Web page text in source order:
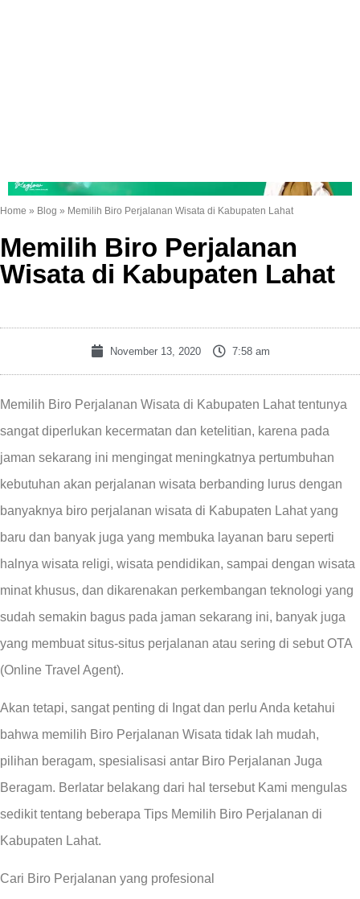
Home » Blog » Memilih Biro Perjalanan Wisata di Kabupaten Lahat
Memilih Biro Perjalanan
Wisata di Kabupaten Lahat
November 13, 2020 7:58 am
Memilih Biro Perjalanan Wisata di Kabupaten Lahat tentunya
sangat diperlukan kecermatan dan ketelitian, karena pada
jaman sekarang ini mengingat meningkatnya pertumbuhan
kebutuhan akan perjalanan wisata berbanding lurus dengan
banyaknya biro perjalanan wisata di Kabupaten Lahat yang
baru dan banyak juga yang membuka layanan baru seperti
halnya wisata religi, wisata pendidikan, sampai dengan wisata
minat khusus, dan dikarenakan perkembangan teknologi yang
sudah semakin bagus pada jaman sekarang ini, banyak juga
yang membuat situs-situs perjalanan atau sering di sebut OTA
(Online Travel Agent).
Akan tetapi, sangat penting di Ingat dan perlu Anda ketahui
bahwa memilih Biro Perjalanan Wisata tidak lah mudah,
pilihan beragam, spesialisasi antar Biro Perjalanan Juga
Beragam. Berlatar belakang dari hal tersebut Kami mengulas
sedikit tentang beberapa Tips Memilih Biro Perjalanan di
Kabupaten Lahat.
Cari Biro Perjalanan yang profesional